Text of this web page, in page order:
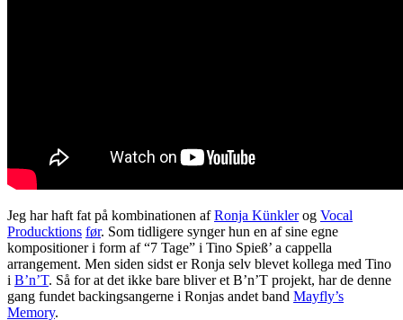
Jeg har haft fat på kombinationen afRonja Künklerog Vocal
Producktions før. Som tidligere synger hun en af sine egne
kompositioner i form af “7 Tage” i Tino Spieß’ a cappella
arrangement. Men siden sidst er Ronja selv blevet kollega med Tino
i B’n’T. Så for at det ikke bare bliver et B’n’T projekt, har de denne
gang fundet backingsangerne i Ronjas andet band Mayfly’s
Memory.